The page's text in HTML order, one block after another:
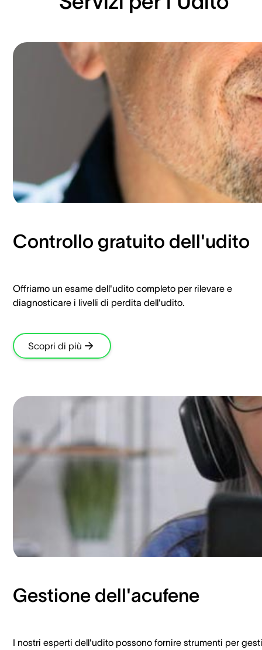
Controllo gratuito dell'udito
Offriamo un esame dell'udito completo per rilevare e
diagnosticare i livelli di perdita dell'udito.
Scopri di più
Gestione dell'acufene
I nostri esperti dell'udito possono fornire strumenti per